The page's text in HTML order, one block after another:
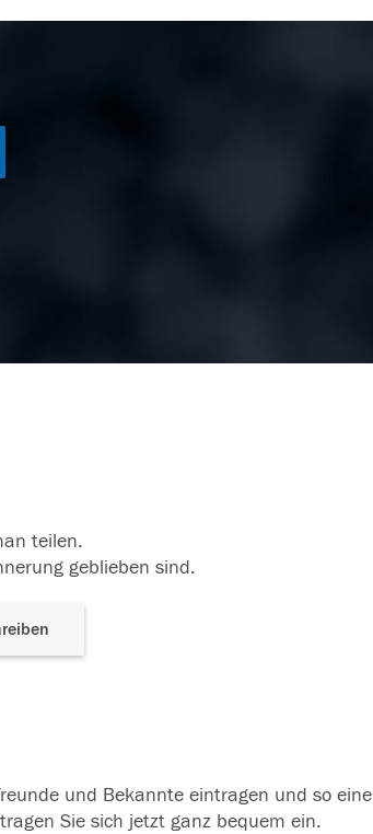
teilen.
geblieben sind.
und Bekannte eintragen und so eine
Sie sich jetzt ganz bequem ein.